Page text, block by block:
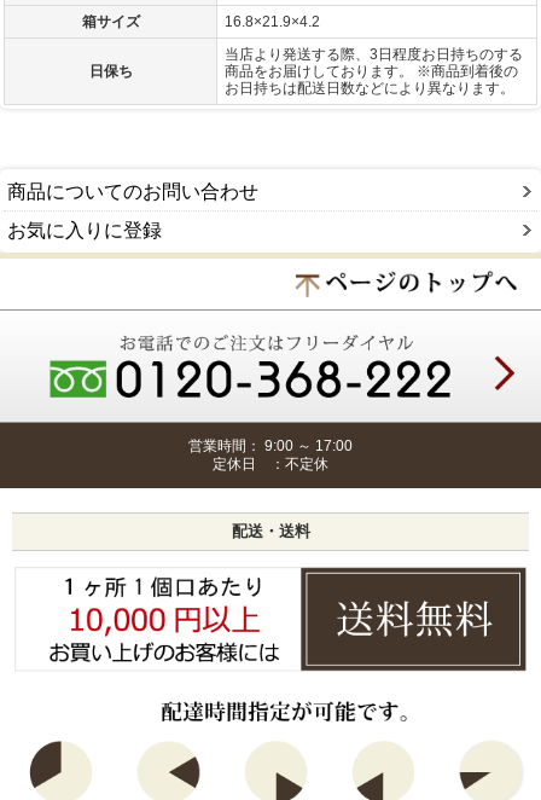
箱サイズ
16.8×21.9×4.2
日保ち
当店より発送する際、3日程度お日持ちのする
商品をお届けしております。 ※商品到着後の
お日持ちは配送日数などにより異なります。
商品についてのお問い合わせ
お気に入りに登録
営業時間： 9:00 ～ 17:00
定休日 ：不定休
配送・送料